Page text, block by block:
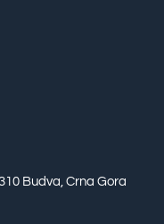
Budva, Crna Gora